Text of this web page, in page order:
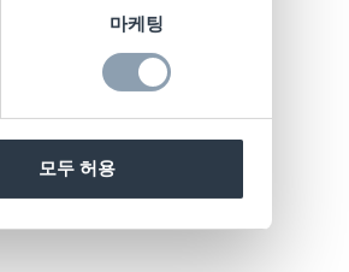
마케팅
모두 허용